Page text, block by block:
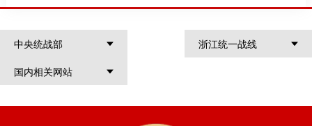
中央统战部
浙江统一战线
国内相关网站